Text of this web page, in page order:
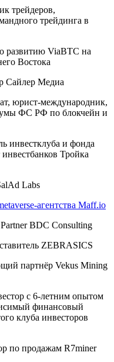
трейдеров,
трейдинга в
развитию ViaBTC на
Востока
Сайлер Медиа
юрист-международник,
ФС РФ по блокчейн и
инвестклуба и фонда
Тройка
Labs
агентства Maff.io
BDC Consulting
ZEBRASICS
партнёр Vekus Mining
с 6-летним опытом
финансовый
клуба инвесторов
по продажам R7miner